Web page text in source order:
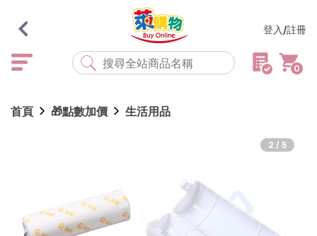
登入/註冊
0
熱門搜尋
劉霸
最近搜尋
清除所有記錄
首頁 🎁點數加價 生活用品
2/5